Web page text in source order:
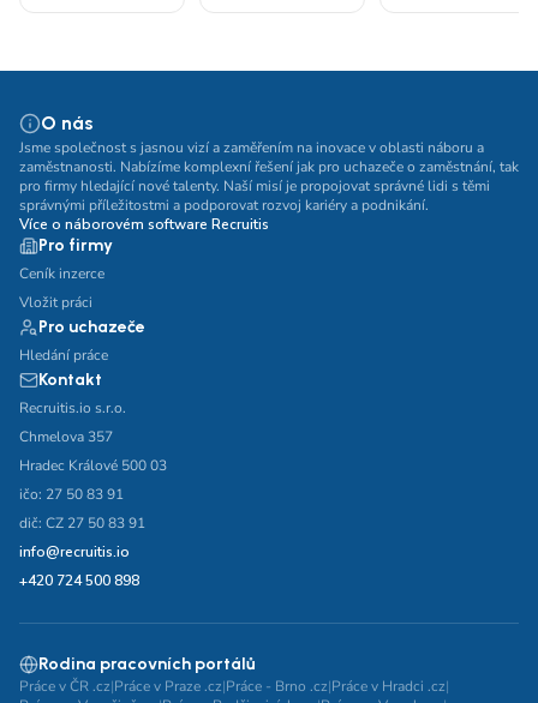
O nás
Jsme společnost s jasnou vizí a zaměřením na inovace v oblasti náboru a
zaměstnanosti. Nabízíme komplexní řešení jak pro uchazeče o zaměstnání, tak
pro firmy hledající nové talenty. Naší misí je propojovat správné lidi s těmi
správnými příležitostmi a podporovat rozvoj kariéry a podnikání.
Více o náborovém software Recruitis
Pro firmy
Ceník inzerce
Vložit práci
Pro uchazeče
Hledání práce
Kontakt
Recruitis.io s.r.o.
Chmelova 357
Hradec Králové 500 03
ičo: 27 50 83 91
dič: CZ 27 50 83 91
info@recruitis.io
+420 724 500 898
Rodina pracovních portálů
Práce v ČR .cz|Práce v Praze .cz|Práce - Brno .cz|Práce v Hradci .cz|